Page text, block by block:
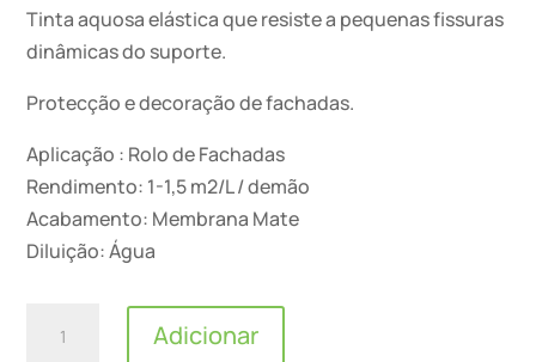
Tinta aquosa elástica que resiste a pequenas fissuras
dinâmicas do suporte.
Protecção e decoração de fachadas.
Aplicação : Rolo de Fachadas
Rendimento: 1-1,5 m2/L / demão
Acabamento: Membrana Mate
Diluição: Água
Quantidade
Adicionar